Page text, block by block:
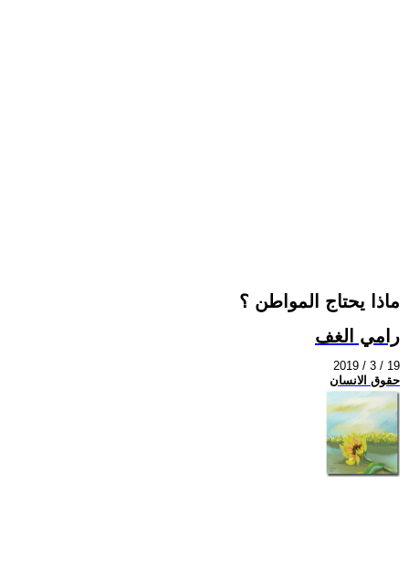
ماذا يحتاج المواطن ؟
رامي الغف
2019 / 3 / 19
حقوق الانسان